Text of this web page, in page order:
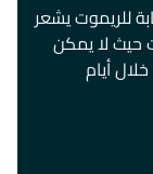
للريموت يشعر
حيث لا يمكن
أيام